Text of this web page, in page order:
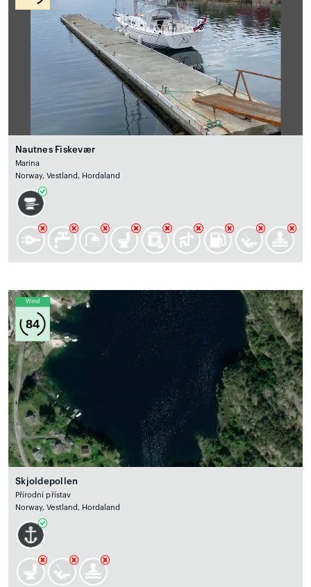
Nautnes Fiskevær
Marina
Norway, Vestland, Hordaland
Wind
84
Skjoldepollen
Přírodní přístav
Norway, Vestland, Hordaland